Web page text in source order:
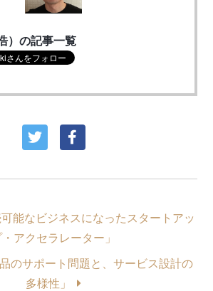
）の記事一覧
能なビジネスになったスタートアッ
アクセラレーター」
のサポート問題と、サービス設計の
多様性」